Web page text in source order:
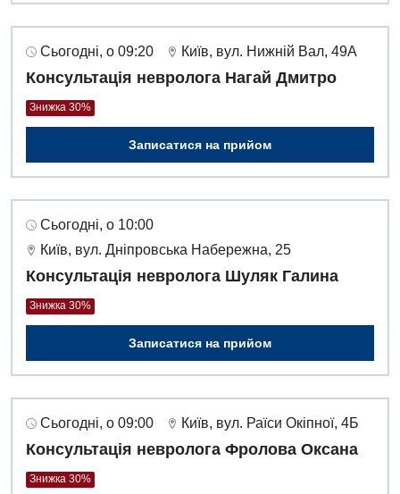
Сьогодні, о 09:20 Київ, вул. Нижній Вал, 49А
Консультація невролога Нагай Дмитро
Знижка 30%
Записатися на прийом
Сьогодні, о 10:00
Київ, вул. Дніпровська Набережна, 25
Консультація невролога Шуляк Галина
Знижка 30%
Записатися на прийом
Сьогодні, о 09:00 Київ, вул. Раїси Окіпної, 4Б
Консультація невролога Фролова Оксана
Знижка 30%